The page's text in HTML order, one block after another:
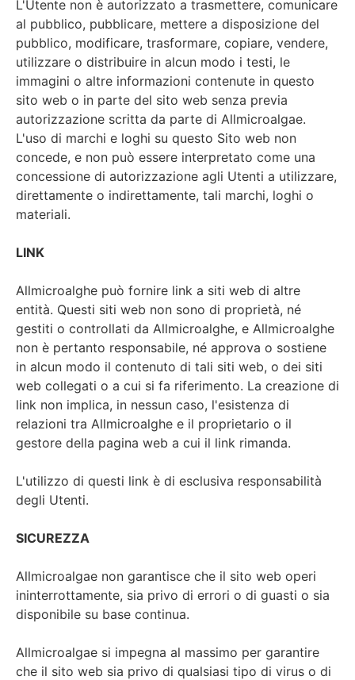
L'Utente non è autorizzato a trasmettere, comunicare
al pubblico, pubblicare, mettere a disposizione del
pubblico, modificare, trasformare, copiare, vendere,
utilizzare o distribuire in alcun modo i testi, le
immagini o altre informazioni contenute in questo
sito web o in parte del sito web senza previa
autorizzazione scritta da parte di Allmicroalgae.
L'uso di marchi e loghi su questo Sito web non
concede, e non può essere interpretato come una
concessione di autorizzazione agli Utenti a utilizzare,
direttamente o indirettamente, tali marchi, loghi o
materiali.
LINK
Allmicroalghe può fornire link a siti web di altre
entità. Questi siti web non sono di proprietà, né
gestiti o controllati da Allmicroalghe, e Allmicroalghe
non è pertanto responsabile, né approva o sostiene
in alcun modo il contenuto di tali siti web, o dei siti
web collegati o a cui si fa riferimento. La creazione di
link non implica, in nessun caso, l'esistenza di
relazioni tra Allmicroalghe e il proprietario o il
gestore della pagina web a cui il link rimanda.
L'utilizzo di questi link è di esclusiva responsabilità
degli Utenti.
SICUREZZA
Allmicroalgae non garantisce che il sito web operi
ininterrottamente, sia privo di errori o di guasti o sia
disponibile su base continua.
Allmicroalgae si impegna al massimo per garantire
che il sito web sia privo di qualsiasi tipo di virus o di